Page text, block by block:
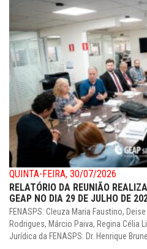
QUINTA-FEIRA, 30/07/2026
RELATÓRIO DA REUNIÃO
GEAP NO DIA 29 DE JULHO DE
FENASPS: Cleuza Maria Faustino,
Rodrigues, Márcio Paiva, Regina Célia
Jurídica da FENASPS: Dr. Henrique